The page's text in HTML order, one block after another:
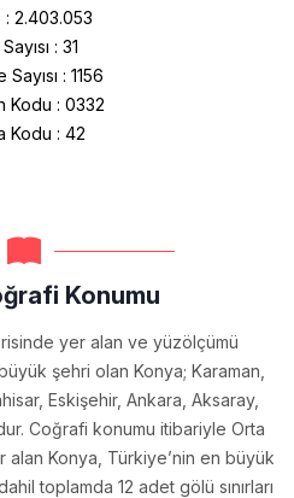
: 2.403.053
: 31
: 1156
Kodu : 0332
Kodu : 42
Konumu
yer alan ve yüzölçümü
şehri olan Konya; Karaman,
Eskişehir, Ankara, Aksaray,
Coğrafi konumu itibariyle Orta
alan Konya, Türkiye’nin en büyük
toplamda 12 adet gölü sınırları